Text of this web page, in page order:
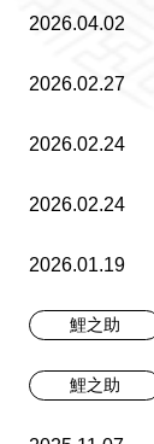
2026.04.02
2026.02.27
2026.02.24
2026.02.24
2026.01.19
鯉之助
鯉之助